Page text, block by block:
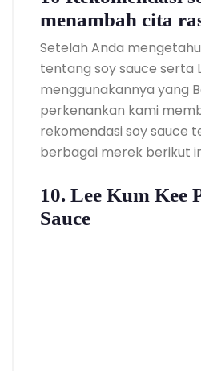
menambah cita
Setelah Anda
tentang soy sauce serta
menggunakannya yang
perkenankan kami
rekomendasi soy sauce
berbagai merek berikut
10. Lee Kum Kee
Sauce